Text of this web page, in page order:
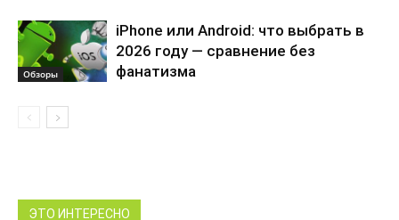
Обзоры
iPhone или Android: что выбрать в
2026 году — сравнение без
фанатизма
ЭТО ИНТЕРЕСНО